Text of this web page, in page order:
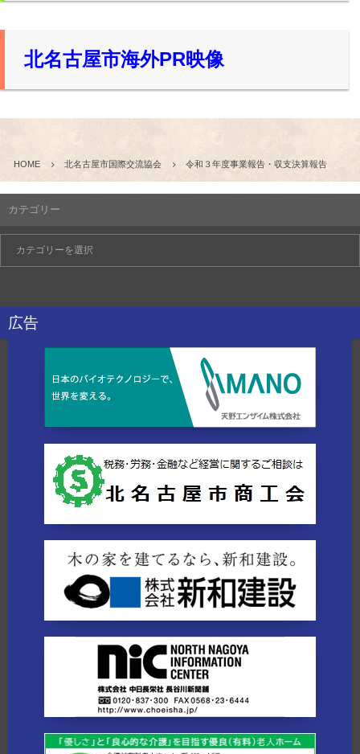
北名古屋市海外PR映像
HOME 北名古屋市国際交流協会 令和３年度事業報告・収支決算報告
カテゴリー
広告